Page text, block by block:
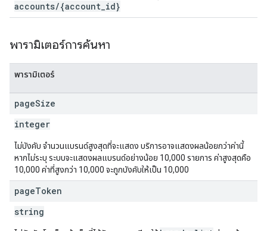
accounts/{account_id}
พารามิเตอร์การค้นหา
พารามิเตอร์
pageSize
integer
ไม่บังคับ จำนวนแบรนด์สูงสุดที่จะแสดง บริการอาจแสดงผลน้อยกว่าค่านี้
หากไม่ระบุ ระบบจะแสดงผลแบรนด์อย่างน้อย 10,000 รายการ ค่าสูงสุดคือ
10,000 ค่าที่สูงกว่า 10,000 จะถูกบังคับให้เป็น 10,000
pageToken
string